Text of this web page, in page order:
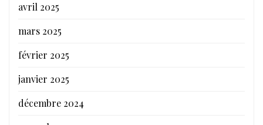
avril 2025
mars 2025
février 2025
janvier 2025
décembre 2024